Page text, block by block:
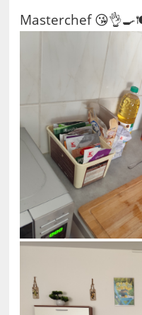
Masterchef